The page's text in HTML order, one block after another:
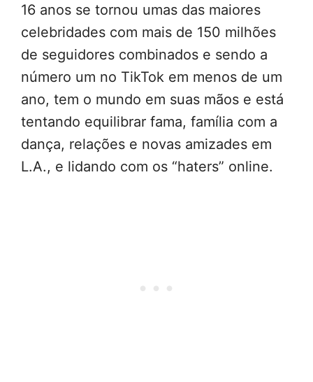
16 anos se tornou umas das maiores
celebridades com mais de 150 milhões
de seguidores combinados e sendo a
número um no TikTok em menos de um
ano, tem o mundo em suas mãos e está
tentando equilibrar fama, família com a
dança, relações e novas amizades em
L.A., e lidando com os “haters” online.